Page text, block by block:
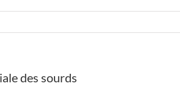
des sourds